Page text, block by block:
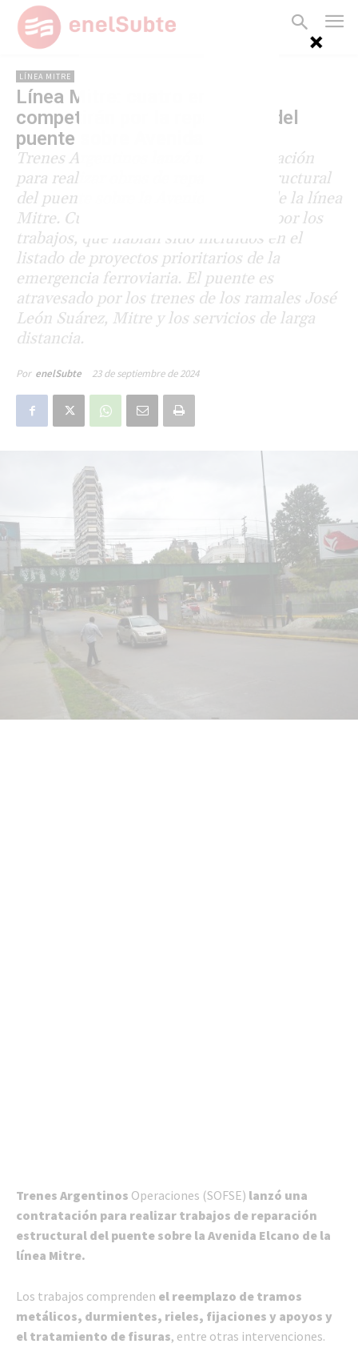
LÍNEA MITRE
Línea Mitre: cuatro empresas
competirán por la reparación del
puente sobre Avenida Elcano
Trenes Argentinos lanzó una contratación
para realizar obras de reparación estructural
del puente sobre la Avenida Elcano de la línea
Mitre. Cuatro empresas competirán por los
trabajos, que habían sido incluidos en el
listado de proyectos prioritarios de la
emergencia ferroviaria. El puente es
atravesado por los trenes de los ramales José
León Suárez, Mitre y los servicios de larga
distancia.
Por enelSubte 23 de septiembre de 2024
Trenes Argentinos Operaciones (SOFSE) lanzó una
contratación para realizar trabajos de reparación
estructural del puente sobre la Avenida Elcano de la
línea Mitre.
Los trabajos comprenden el reemplazo de tramos
metálicos, durmientes, rieles, fijaciones y apoyos y
el tratamiento de fisuras, entre otras intervenciones.